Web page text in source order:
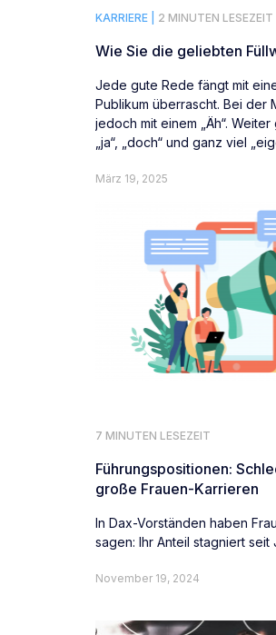
KARRIERE | 2 MINUTEN LESEZEIT
Wie Sie die geliebten
Jede gute Rede fängt mit
Publikum überrascht. Bei der
jedoch mit einem „Äh“. Weiter
„ja“, „doch“ und ganz viel
März 19, 2025
7 MINUTEN LESEZEIT
Führungspositionen:
große Frauen-Karrieren
In Dax-Vorständen haben
sagen: Ihr Anteil stagniert seit
November 19, 2024